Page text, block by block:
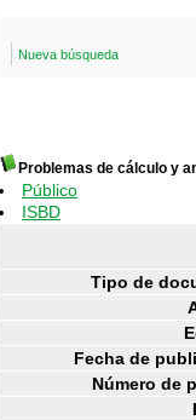
Nueva búsqueda
Problemas de cálculo y
Público
ISBD
Tipo de
Fecha de
Número de